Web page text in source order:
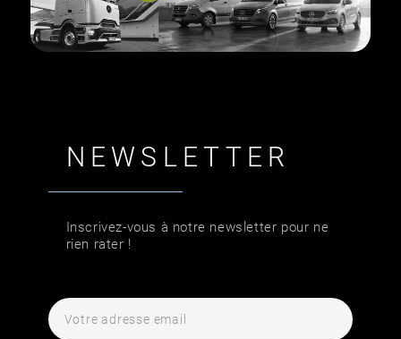
NEWSLETTER
Inscrivez-vous à notre newsletter pour ne
rien rater !